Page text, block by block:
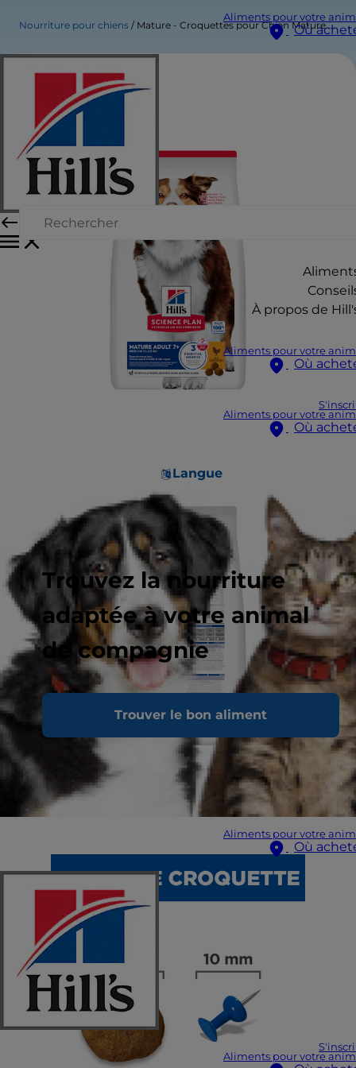
Aliments pour votre
Où
À propos de
Aliments pour votre
Où
Aliments pour votre
Où
Langue
Trouvez la nourriture
adaptée à votre animal
de compagnie
Trouver le bon aliment
Aliments pour votre
Où
Aliments pour votre
Nourriture pour chiens Mature - Croquettes pour Chien Mature - Moyenne Race